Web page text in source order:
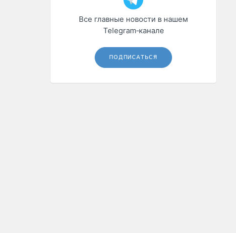
Все главные новости в нашем
Telegram‑канале
ПОДПИСАТЬСЯ